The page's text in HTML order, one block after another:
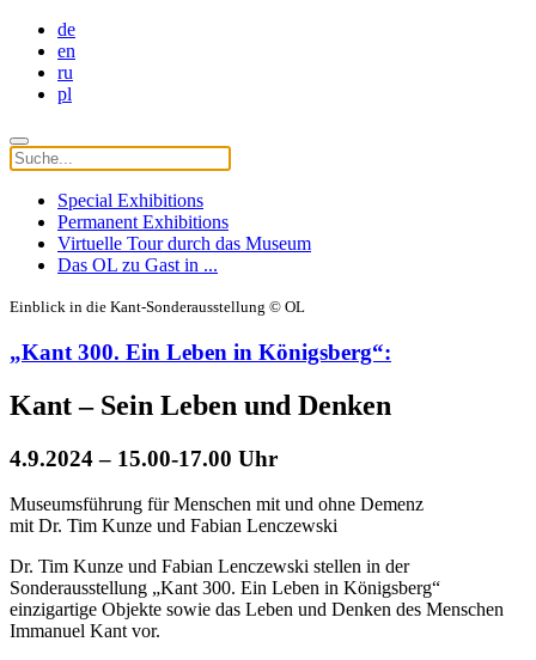
de
en
ru
pl
Special Exhibitions
Permanent Exhibitions
Virtuelle Tour durch das Museum
Das OL zu Gast in ...
Einblick in die Kant-Sonderausstellung © OL
„Kant 300. Ein Leben in Königsberg“:
Kant – Sein Leben und Denken
4.9.2024 – 15.00-17.00 Uhr
Museumsführung für Menschen mit und ohne Demenz
mit Dr. Tim Kunze und Fabian Lenczewski
Dr. Tim Kunze und Fabian Lenczewski stellen in der
Sonderausstellung „Kant 300. Ein Leben in Königsberg“
einzigartige Objekte sowie das Leben und Denken des Menschen
Immanuel Kant vor.